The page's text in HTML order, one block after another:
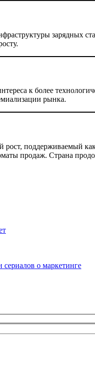
зарядных
к более
рынка.
рост, поддерживаемый
продаж. Страна
о маркетинге